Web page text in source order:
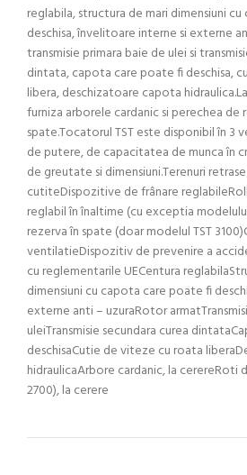
reglabila, structura de mari dimensiuni
deschisa, învelitoare interne si externe
transmisie primara baie de ulei si
dintata, capota care poate fi deschisa,
libera, deschizatoare capota
furniza arborele cardanic si perechea de
spate.Tocatorul TST este disponibil în 3
de putere, de capacitatea de munca în
de greutate si dimensiuni.Terenuri
cutiteDispozitive de frânare
reglabil în înaltime (cu exceptia
rezerva în spate (doar modelul TST
ventilatieDispozitiv de prevenire a
cu reglementarile UECentura
dimensiuni cu capota care poate fi
externe anti – uzuraRotor
uleiTransmisie secundara curea
deschisaCutie de viteze cu roata
hidraulicaArbore cardanic, la cerereRoti
2700), la cerere